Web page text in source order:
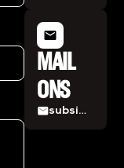
mail
MAIL
ONS
mail subsidies@eiffelprojects.nl